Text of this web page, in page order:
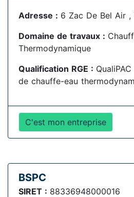
Adresse : 6 Zac De Bel Air ,
Domaine de travaux :
Thermodynamique
Qualification RGE :
de chauffe-eau
C'est mon entreprise
BSPC
SIRET : 88336948000016